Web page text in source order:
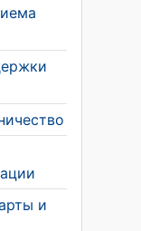
и